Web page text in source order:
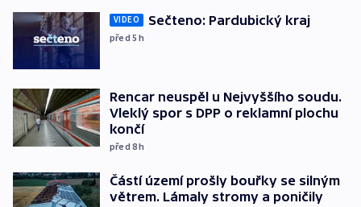
VIDEO Sečteno: Pardubický kraj
před 5h
Rencar neuspěl u Nejvyššího soudu.
Vleklý spor s DPP o reklamní plochu
končí
před 8h
Částí území prošly bouřky se silným
větrem. Lámaly stromy a poničily